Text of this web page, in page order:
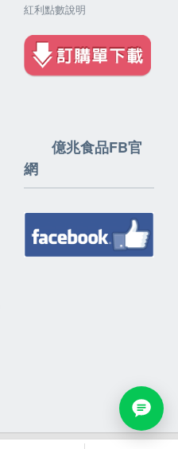
紅利點數說明
億兆食品FB官
網